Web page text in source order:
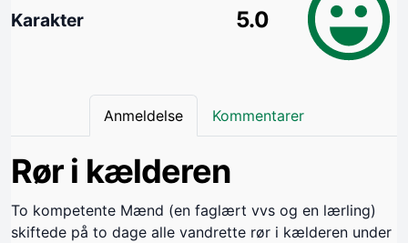
Karakter 5.0
Anmeldelse Kommentarer
Rør i kælderen
To kompetente Mænd (en faglært vvs og en lærling)
skiftede på to dage alle vandrette rør i kælderen under